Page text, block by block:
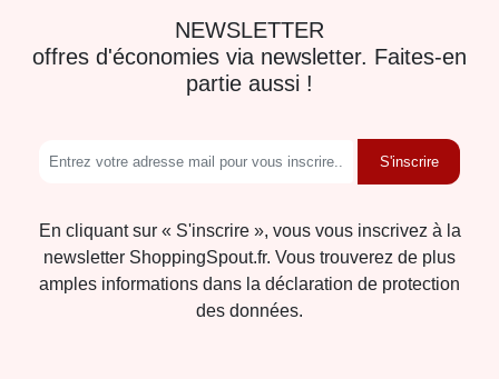
NEWSLETTER
offres d'économies via newsletter. Faites-en
partie aussi !
S'inscrire
En cliquant sur « S'inscrire », vous vous inscrivez à la
newsletter ShoppingSpout.fr. Vous trouverez de plus
amples informations dans la déclaration de protection
des données.